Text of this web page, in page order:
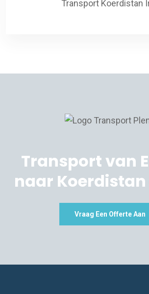
Transport van
naar
Vraag Een Offerte Aan